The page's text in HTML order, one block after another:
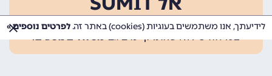
ההצטרפות אינה כרוכה בתשלום, ומאפשרת 10 פעולות
בכל חודש ללא עלות. קיימים גםמסלולים נוספים.
לידיעתך, אנו משתמשים בעוגיות (cookies) באתר זה. לפרטים נוספים »